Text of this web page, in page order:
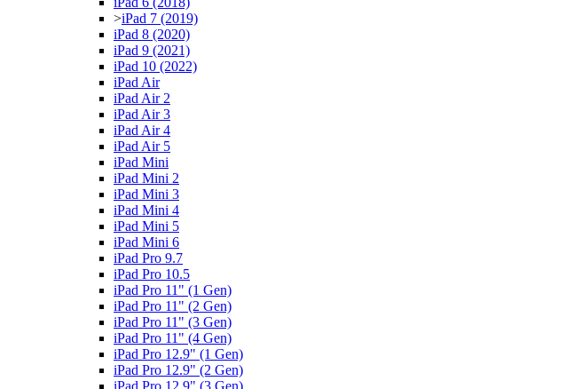
>iPad 7 (2019)
iPad 8 (2020)
iPad 9 (2021)
iPad 10 (2022)
iPad Air
iPad Air 2
iPad Air 3
iPad Air 4
iPad Air 5
iPad Mini
iPad Mini 2
iPad Mini 3
iPad Mini 4
iPad Mini 5
iPad Mini 6
iPad Pro 9.7
iPad Pro 10.5
iPad Pro 11" (1 Gen)
iPad Pro 11" (2 Gen)
iPad Pro 11" (3 Gen)
iPad Pro 11" (4 Gen)
iPad Pro 12.9" (1 Gen)
iPad Pro 12.9" (2 Gen)
iPad Pro 12.9" (3 Gen)